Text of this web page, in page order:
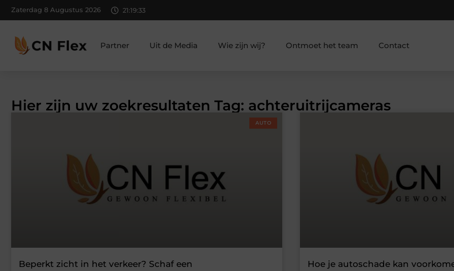
Zaterdag 8 Augustus 2026 21:19:34
Partner Uit de Media Wie zijn wij? Ontmoet het team Contact
Hier zijn uw zoekresultaten Tag: achteruitrijcameras
AUTO
Beperkt zicht in het verkeer? Schaf een
Hoe je autoschade kan